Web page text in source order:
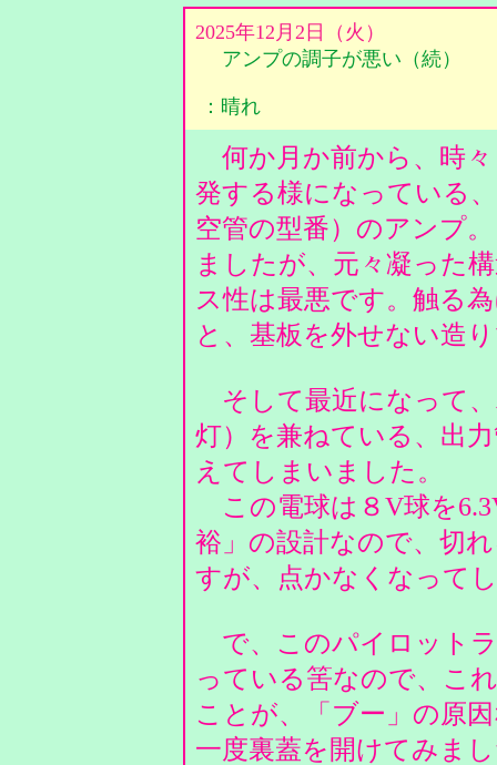
2025年12月2日（火）
アンプの調子が悪い（続）
：晴れ
何か月か前から、時
発する様になっている
空管の型番）のアンプ
ましたが、元々凝った
ス性は最悪です。触る
と、基板を外せない造
そして最近になって
灯）を兼ねている、出
えてしまいました。
この電球は８V球を
裕」の設計なので、切
すが、点かなくなって
で、このパイロット
っている筈なので、こ
ことが、「ブー」の原
一度裏蓋を開けてみま